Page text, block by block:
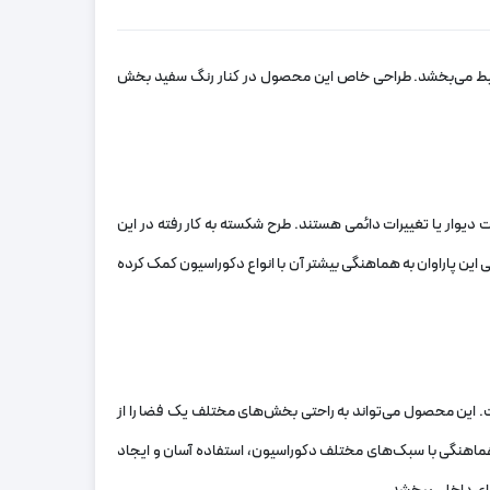
محیط می‌بخشد. طراحی خاص این محصول در کنار رنگ سفید بخش
یا تغییرات دائمی هستند. طرح شکسته به کار رفته در این
پاراوان به هماهنگی بیشتر آن با انواع دکوراسیون کمک کرده
این محصول می‌تواند به راحتی بخش‌های مختلف یک فضا را از
با سبک‌های مختلف دکوراسیون، استفاده آسان و ایجاد